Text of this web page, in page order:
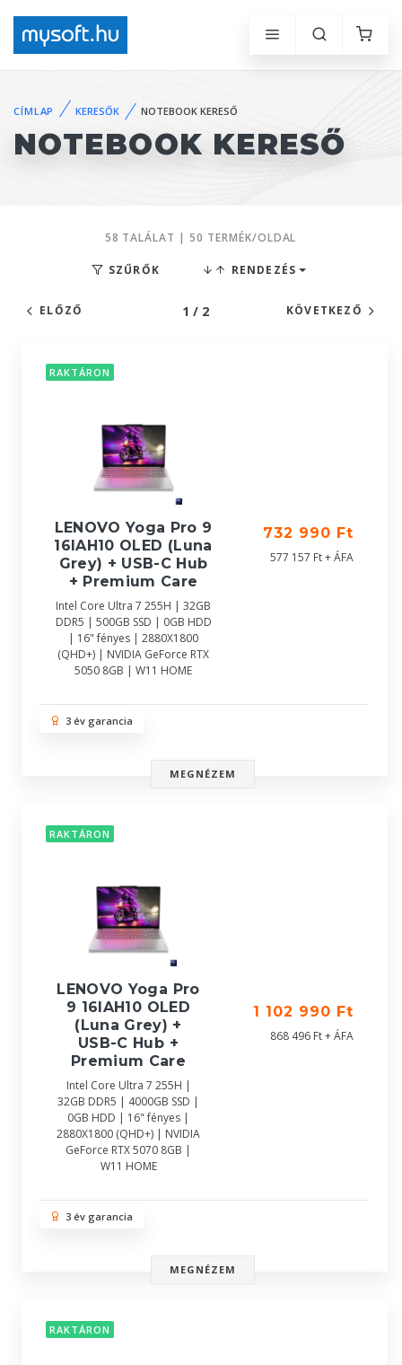
CÍMLAP KERESŐK NOTEBOOK KERESŐ
NOTEBOOK KERESŐ
58 TALÁLAT | 50 TERMÉK/OLDAL
SZŰRŐK RENDEZÉS
ELŐZŐ 1 / 2 KÖVETKEZŐ
RAKTÁRON
LENOVO Yoga Pro 9
16IAH10 OLED (Luna
Grey) + USB-C Hub
+ Premium Care
Intel Core Ultra 7 255H | 32GB
DDR5 | 500GB SSD | 0GB HDD
| 16" fényes | 2880X1800
(QHD+) | NVIDIA GeForce RTX
5050 8GB | W11 HOME
732 990 Ft
577 157 Ft + ÁFA
3 év garancia
MEGNÉZEM
RAKTÁRON
LENOVO Yoga Pro
9 16IAH10 OLED
(Luna Grey) +
USB-C Hub +
Premium Care
Intel Core Ultra 7 255H |
32GB DDR5 | 4000GB SSD |
0GB HDD | 16" fényes |
2880X1800 (QHD+) | NVIDIA
GeForce RTX 5070 8GB |
W11 HOME
1 102 990 Ft
868 496 Ft + ÁFA
3 év garancia
MEGNÉZEM
RAKTÁRON